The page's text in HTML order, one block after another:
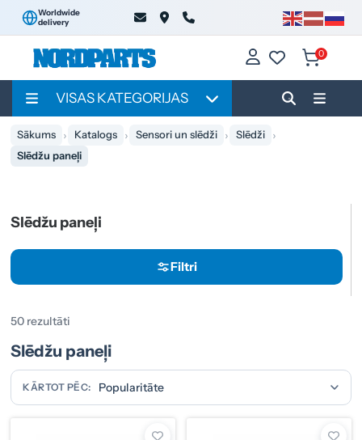
Worldwide
delivery
0
VISAS KATEGORIJAS
Sākums Katalogs Sensori un slēdži
Slēdži
Slēdžu paneļi
Slēdžu paneļi
Filtri
50 rezultāti
Slēdžu paneļi
KĀRTOT PĒC: